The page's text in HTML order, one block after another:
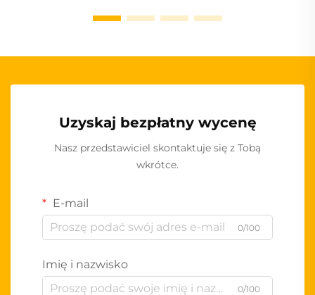
Uzyskaj bezpłatny wycenę
Nasz przedstawiciel skontaktuje się z Tobą
wkrótce.
E-mail
0/100
Imię i nazwisko
0/100